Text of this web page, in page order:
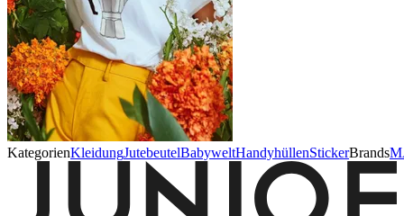
KategorienKleidungJutebeutelBabyweltHandyhüllenStickerBrands